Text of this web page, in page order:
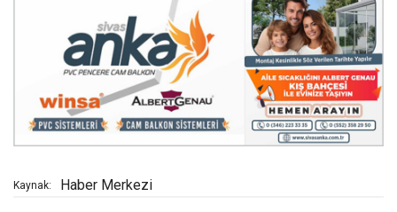
Kaynak: Haber Merkezi